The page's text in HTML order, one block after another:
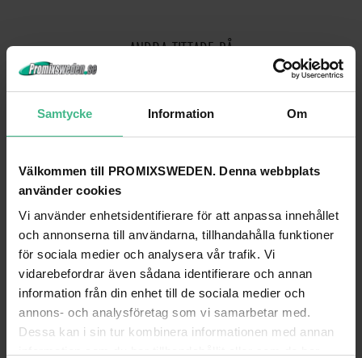
Samtycke Information Om
Välkommen till PROMIXSWEDEN. Denna webbplats
använder cookies
Vi använder enhetsidentifierare för att anpassa innehållet
och annonserna till användarna, tillhandahålla funktioner
för sociala medier och analysera vår trafik. Vi
vidarebefordrar även sådana identifierare och annan
information från din enhet till de sociala medier och
annons- och analysföretag som vi samarbetar med.
Dessa kan i sin tur kombinera informationen med annan
ANDRA TITTADE PÅ
ALUTRUSS TRILOCK S-3000 3-WAY CROSS BEAM BLACK
Alutruss Trilock S-3000 3-vägs tross svart
6 879 kr
Alutruss Trilock S-1000 3-vägs
3 235 kr